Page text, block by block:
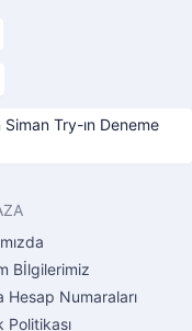
Try-ın Deneme
Bİlgilerimiz
Hesap Numaraları
Politikası